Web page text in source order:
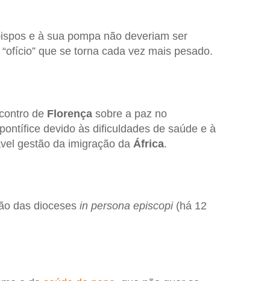
e à sua pompa não deveriam ser
que se torna cada vez mais pesado.
de Florençasobre a paz no
devido às dificuldades de saúde e à
gestão da imigração da África.
das dioceses in persona episcopi(há 12